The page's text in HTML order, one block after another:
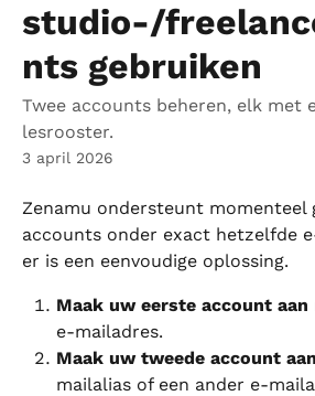
studio-/
nts gebruiken
Twee accounts beheren, elk met
lesrooster.
3 april 2026
Zenamu ondersteunt momenteel
accounts onder exact hetzelfde
er is een eenvoudige oplossing.
Maak uw eerste account aan
e-mailadres.
Maak uw tweede account aan
mailalias of een ander e-